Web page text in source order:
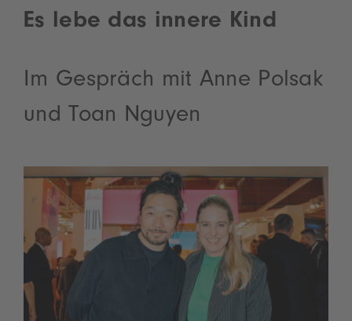
Es lebe das innere Kind
Im Gespräch mit Anne Polsak
und Toan Nguyen